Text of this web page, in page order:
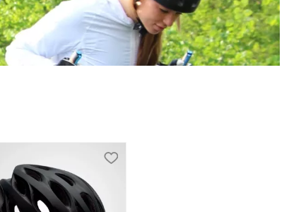
favoriter Lägg till i favoriter